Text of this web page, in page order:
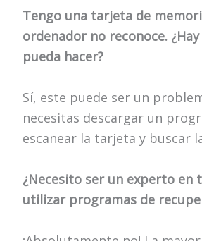
Tengo una tarjeta de
ordenador no reconoce.
pueda hacer?
Sí, este puede ser un
necesitas descargar un
escanear la tarjeta y buscar
¿Necesito ser un experto en
utilizar programas de